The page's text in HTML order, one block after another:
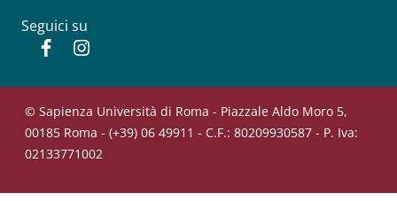
Seguici su
Facebook
© Sapienza Università di Roma - Piazzale Aldo Moro 5,
00185 Roma - (+39) 06 49911 - C.F.: 80209930587 - P. Iva:
02133771002